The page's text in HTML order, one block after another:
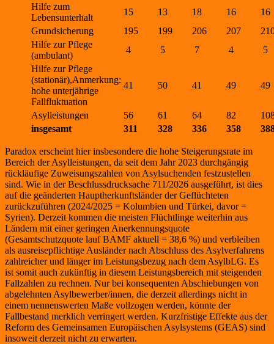
Hilfe zum
Lebensunterhalt
15 13 18 16
16
Grundsicherung
195 199 206 207
Hilfe zur Pflege
(ambulant)
4 5 7 4
5
Hilfe zur Pflege
(stationär),Anmerkung:
hohe unterjährige
Fallfluktuation
41 50 41 49 49
Asylleistungen 56 61 64 82
insgesamt
311 328 336 358
Paradox erscheint hier insbesondere die hohe Steigerungsrate im
Bereich der Asylleistungen, da seit dem Jahr 2023 durchgängig
rückläufige Zuweisungszahlen von Asylsuchenden festzustellen
sind. Wie in der Beschlussdrucksache 711/2026 ausgeführt, ist dies
auf die geänderten Hauptherkunftsländer der Geflüchteten
zurückzuführen (2024/2025 = Kolumbien und Türkei, davor =
Syrien). Derzeit kommen die meisten Flüchtlinge weiterhin aus
Ländern mit einer geringen Anerkennungsquote
(Gesamtschutzquote lauf BAMF aktuell = 38,6 %) und verbleiben
als ausreisepflichtige Ausländer nach Abschluss des Asylverfahrens
zahlreicher und länger im Leistungsbezug nach dem AsylbLG. Es
ist somit auch zukünftig in diesem Leistungsbereich mit steigenden
Fallzahlen zu rechnen. Nur bei konsequenten Abschiebungen von
abgelehnten Asylbewerber/innen, die derzeit allerdings nicht in
einem nennenswerten Maße vollzogen werden, könnte der
Fallbestand merklich verringert werden. Kurzfristige Effekte aus der
Reform des Gemeinsamen Europäischen Asylsystems (GEAS) sind
insoweit derzeit nicht zu erwarten.